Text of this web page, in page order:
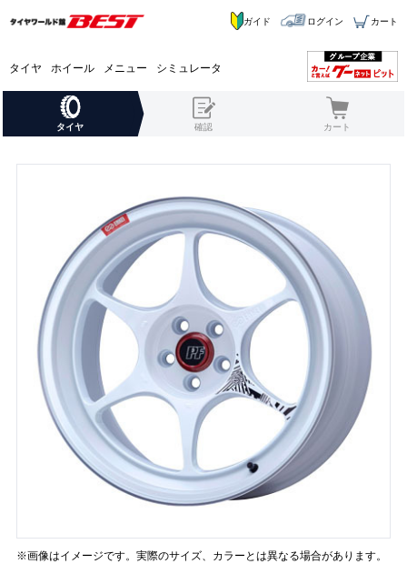
タイヤ ホイール メニュー シミュレータ
ガイド ログイン カート
タイヤ 確認 カート
※画像はイメージです。実際のサイズ、カラーとは異なる場合があります。